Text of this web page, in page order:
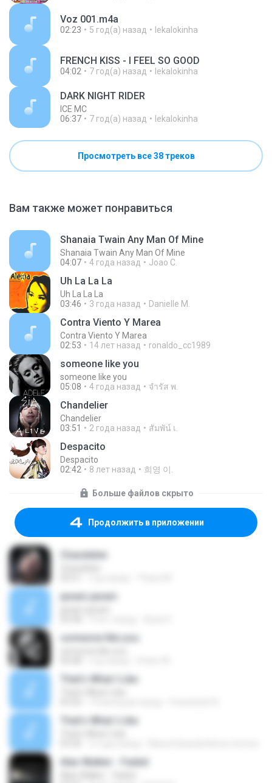
Voz 001.m4a
02:23 5 год(а) назад lekalokinha
FRENCH KISS - I FEEL SO GOOD
04:02 7 год(а) назад lekalokinha
DARK NIGHT RIDER
ICE MC
06:37
7 год(а) назад lekalokinha
Просмотреть все 38 треков
Вам также может понравиться
Shanaia Twain Any Man Of Mine
Shanaia Twain Any Man Of Mine
04:07
4 года назад Joao C.
Uh La La La
Uh La La La
03:46
3 года назад Danielle M.
Contra Viento Y Marea
Contra Viento Y Marea
02:53
14 лет назад ronaldo_cc1989
someone like you
someone like you
05:08
4 года назад จํารัส พ.
Chandelier
Chandelier
03:51
2 года назад สัมพัน์ เ.
Despacito
Despacito
02:42
8 лет назад 희영 이.
Больше файлов скрыто
Продолжить в приложении
Chandelier
janam janam
someone like you
That's What I Like
That's What I Like
Alan Walker - Faded